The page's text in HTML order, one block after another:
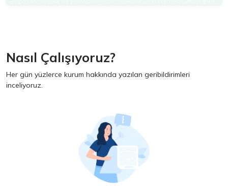
Nasıl Çalışıyoruz?
Her gün yüzlerce kurum hakkında yazılan geribildirimleri
inceliyoruz.